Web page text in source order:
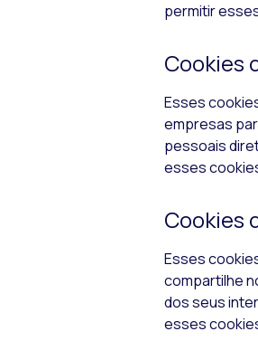
permitir
Cookies
Esses
empresas
pessoais
esses
Cookies
Esses
compartilhe
dos seus
esses